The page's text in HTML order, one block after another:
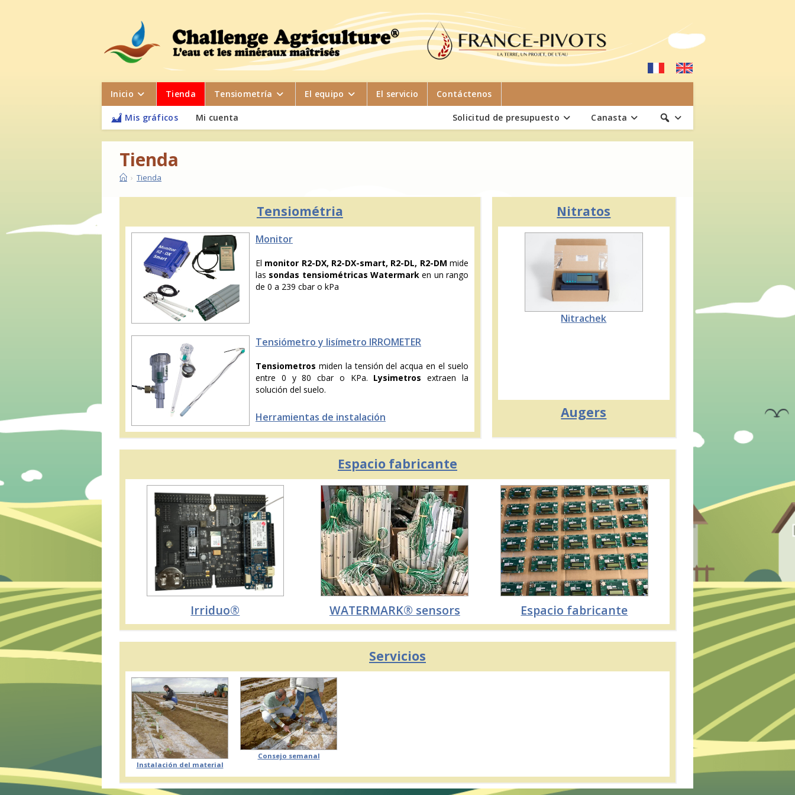
Inicio Tienda Tensiometría El equipo El servicio Contáctenos
Mis gráficos Mi cuenta Canasta
Solicitud de presupuesto
Tienda
› Tienda
Tensiométria
Monitor
El monitor R2-DX, R2-DX-smart, R2-DL, R2-DM mide
las sondas tensiométricas Watermarken un rango
de 0 a 239 cbar o kPa
Tensiómetro y lisímetro IRROMETER
Tensiometros miden la tensión del acqua en el suelo
entre 0 y 80 cbar o KPa. Lysimetros extraen la
solución del suelo.
Herramientas de instalación
Nitratos
Nitrachek
Augers
Espacio fabricante
Irriduo® WATERMARK® sensors Espacio fabricante
Servicios
Instalación del material
Consejo semanal